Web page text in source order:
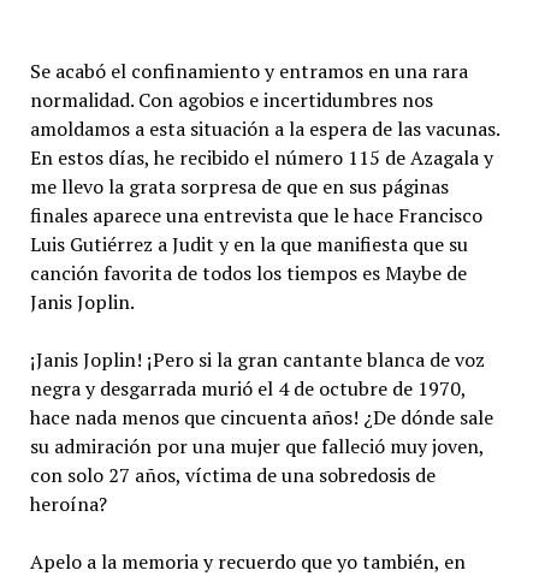
Se acabó el confinamiento y entramos en una rara
normalidad. Con agobios e incertidumbres nos
amoldamos a esta situación a la espera de las vacunas.
En estos días, he recibido el número 115 de Azagala y
me llevo la grata sorpresa de que en sus páginas
finales aparece una entrevista que le hace Francisco
Luis Gutiérrez a Judit y en la que manifiesta que su
canción favorita de todos los tiempos es Maybe de
Janis Joplin.
¡Janis Joplin! ¡Pero si la gran cantante blanca de voz
negra y desgarrada murió el 4 de octubre de 1970,
hace nada menos que cincuenta años! ¿De dónde sale
su admiración por una mujer que falleció muy joven,
con solo 27 años, víctima de una sobredosis de
heroína?
Apelo a la memoria y recuerdo que yo también, en